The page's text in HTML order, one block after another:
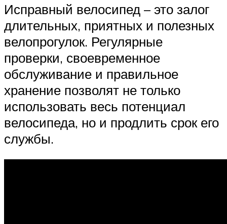
Исправный велосипед – это залог
длительных, приятных и полезных
велопрогулок. Регулярные
проверки, своевременное
обслуживание и правильное
хранение позволят не только
использовать весь потенциал
велосипеда, но и продлить срок его
службы.